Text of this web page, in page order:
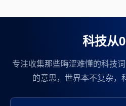
科技从
专注收集那些晦涩难懂的科技
的意思，世界本不复杂，